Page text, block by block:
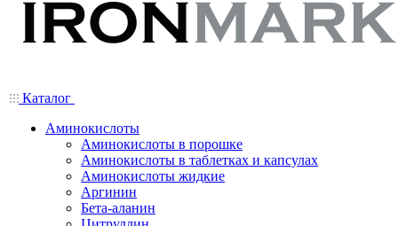
Каталог
Аминокислоты
Аминокислоты в порошке
Аминокислоты в таблетках и капсулах
Аминокислоты жидкие
Аргинин
Бета-аланин